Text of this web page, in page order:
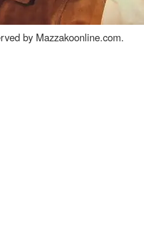
by Mazzakoonline.com.